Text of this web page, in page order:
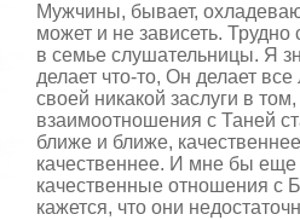
Мужчины, бывает,
может и не зависеть. Трудно
в семье слушательницы. Я
делает что-то, Он делает
своей никакой заслуги в
взаимоотношения с Таней
ближе и ближе,
качественнее. И мне бы еще
качественные отношения с
кажется, что они